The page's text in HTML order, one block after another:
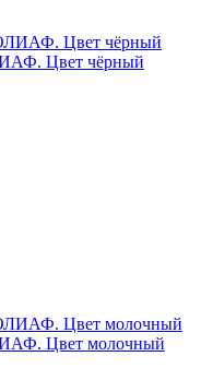
Цвет чёрный
Цвет молочный